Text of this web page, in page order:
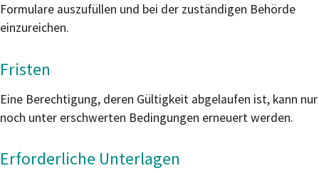
Formulare auszufüllen und bei der zuständigen Behörde
einzureichen.
Fristen
Eine Berechtigung, deren Gültigkeit abgelaufen ist, kann nur
noch unter erschwerten Bedingungen erneuert werden.
Erforderliche Unterlagen